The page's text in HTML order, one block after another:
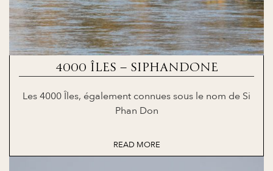
4000 ÎLES – SIPHANDONE
Les 4000 Îles, également connues sous le nom de Si
Phan Don
READ MORE